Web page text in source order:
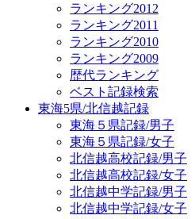
ランキング2012
ランキング2011
ランキング2010
ランキング2009
歴代ランキング
ベスト記録検索
東海5県/北信越記録
東海５県記録/男子
東海５県記録/女子
北信越高校記録/男子
北信越高校記録/女子
北信越中学記録/男子
北信越中学記録/女子